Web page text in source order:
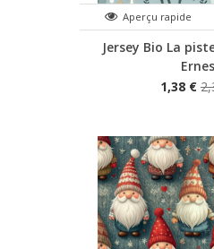
Aperçu rapide
Jersey Bio La
1,38 €